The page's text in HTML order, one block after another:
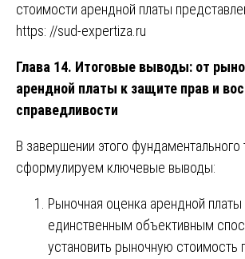
стоимости арендной платы
https: //sud-expertiza.ru
Глава 14. Итоговые выводы: от
арендной платы к защите прав и
справедливости
В завершении этого фундаментального
сформулируем ключевые выводы:
Рыночная оценка арендной платы
единственным объективным
установить рыночную стоимость